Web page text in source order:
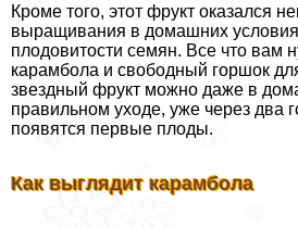
Кроме того, этот фрукт оказался
выращивания в домашних
плодовитости семян. Все что вам
карамбола и свободный горшок
звездный фрукт можно даже в
правильном уходе, уже через два
появятся первые плоды.
Как выглядит карамбола